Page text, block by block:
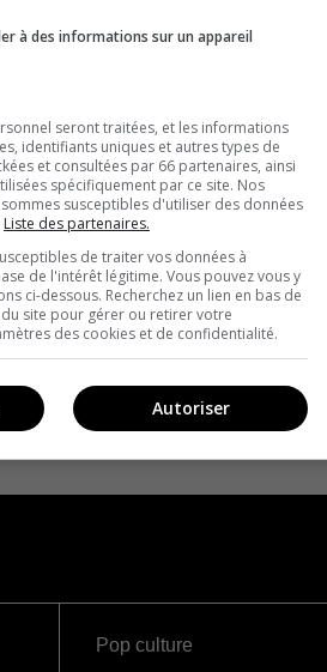
Pop culture
à des informations sur un appareil
seront traitées, et les informations
identifiants uniques et autres types de
et consultées par 66 partenaires, ainsi
spécifiquement par ce site. Nos
susceptibles d'utiliser des données
Liste des partenaires.
de traiter vos données à
de l'intérêt légitime. Vous pouvez vous y
ci-dessous. Recherchez un lien en bas de
site pour gérer ou retirer votre
des cookies et de confidentialité.
Autoriser